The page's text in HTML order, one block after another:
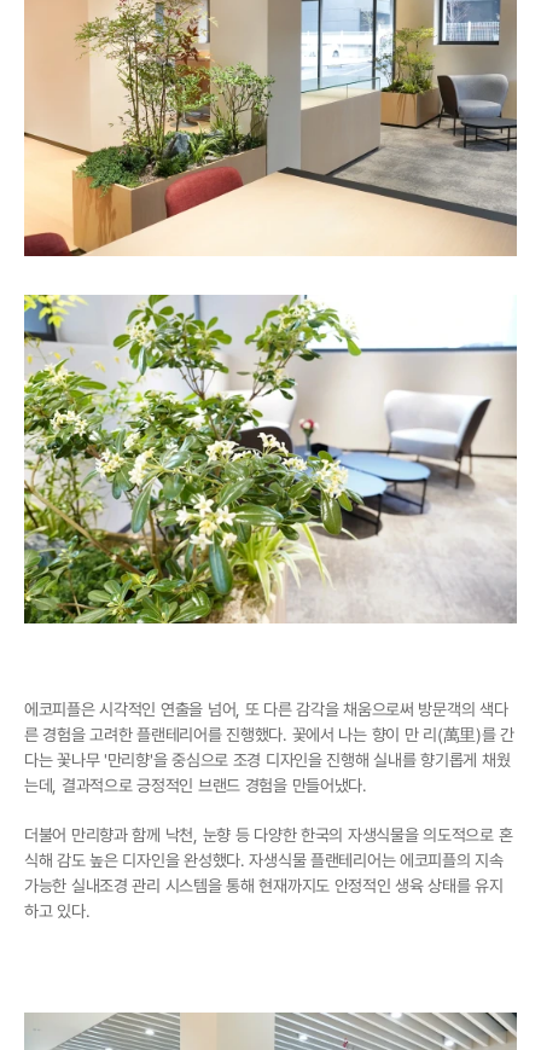
에코피플은 시각적인 연출을 넘어, 또 다른 감각을 채움으로써 방문객의 색다
른 경험을 고려한 플랜테리어를 진행했다. 꽃에서 나는 향이 만 리(萬里)를 간
다는 꽃나무 '만리향'을 중심으로 조경 디자인을 진행해 실내를 향기롭게 채웠
는데, 결과적으로 긍정적인 브랜드 경험을 만들어냈다.
더불어 만리향과 함께 낙천, 눈향 등 다양한 한국의 자생식물을 의도적으로 혼
식해 감도 높은 디자인을 완성했다. 자생식물 플랜테리어는 에코피플의 지속
가능한 실내조경 관리 시스템을 통해 현재까지도 안정적인 생육 상태를 유지
하고 있다.